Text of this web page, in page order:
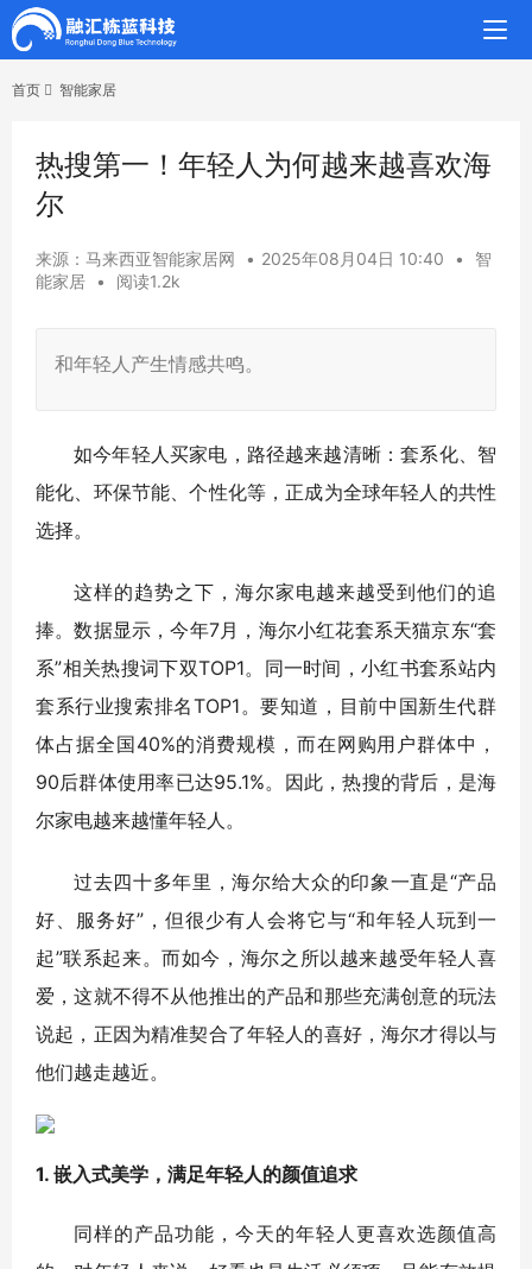
首页 智能家居
热搜第一！年轻人为何越来越喜欢海
尔
来源：马来西亚智能家居网 • 2025年08月04日 10:40 •
智
能家居
• 阅读1.2k
和年轻人产生情感共鸣。
如今年轻人买家电，路径越来越清晰：套系化、智
能化、环保节能、个性化等，正成为全球年轻人的共性
选择。
这样的趋势之下，海尔家电越来越受到他们的追
捧。数据显示，今年7月，海尔小红花套系天猫京东“套
系”相关热搜词下双TOP1。同一时间，小红书套系站内
套系行业搜索排名TOP1。要知道，目前中国新生代群
体占据全国40%的消费规模，而在网购用户群体中，
90后群体使用率已达95.1%。因此，热搜的背后，是海
尔家电越来越懂年轻人。
过去四十多年里，海尔给大众的印象一直是“产品
好、服务好”，但很少有人会将它与“和年轻人玩到一
起”联系起来。而如今，海尔之所以越来越受年轻人喜
爱，这就不得不从他推出的产品和那些充满创意的玩法
说起，正因为精准契合了年轻人的喜好，海尔才得以与
他们越走越近。
1. 嵌入式美学，满足年轻人的颜值追求
同样的产品功能，今天的年轻人更喜欢选颜值高